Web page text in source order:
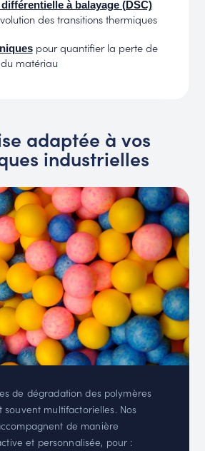
à balayage (DSC)
des transitions thermiques
pour quantifier la perte de
matériau
adaptée à vos
industrielles
de dégradation des polymères
souvent multifactorielles. Nos
de manière
et personnalisée, pour :